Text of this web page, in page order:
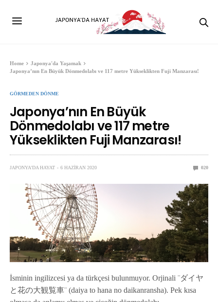
Home
Japonya'da Yaşamak
Japonya’nın En Büyük Dönmedolabı ve 117 metre Yükseklikten Fuji Manzarası!
GÖRMEDEN DÖNME
Japonya’nın En Büyük
Dönmedolabı ve 117 metre
Yükseklikten Fuji Manzarası!
JAPONYA'DA HAYAT 6 HAZIRAN 2020 020
İsminin ingilizcesi ya da türkçesi bulunmuyor. Orjinali ¨ダイヤ
と花の大観覧車¨ (daiya to hana no daikanransha). Pek kısa